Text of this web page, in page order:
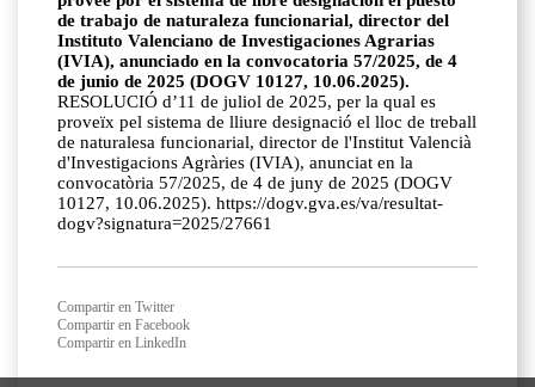
de trabajo de naturaleza funcionarial, director del
Instituto Valenciano de Investigaciones Agrarias
(IVIA), anunciado en la convocatoria 57/2025, de 4
de junio de 2025 (DOGV 10127, 10.06.2025).
RESOLUCIÓ d’11 de juliol de 2025, per la qual es
proveïx pel sistema de lliure designació el lloc de treball
de naturalesa funcionarial, director de l'Institut Valencià
d'Investigacions Agràries (IVIA), anunciat en la
convocatòria 57/2025, de 4 de juny de 2025 (DOGV
10127, 10.06.2025). https://dogv.gva.es/va/resultat-
dogv?signatura=2025/27661
Compartir en Twitter
Compartir en Facebook
Compartir en LinkedIn